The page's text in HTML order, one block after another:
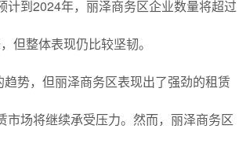
到2024年，丽泽商务区企业数量将超过
但整体表现仍比较坚韧。
势，但丽泽商务区表现出了强劲的租赁
场将继续承受压力。然而，丽泽商务区